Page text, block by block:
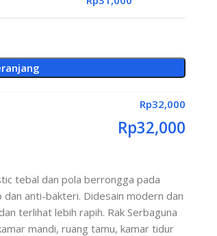
Rp32,000
Rp32,000
tebal dan pola berrongga pada
anti-bakteri. Didesain modern dan
terlihat lebih rapih. Rak Serbaguna
mandi, ruang tamu, kamar tidur